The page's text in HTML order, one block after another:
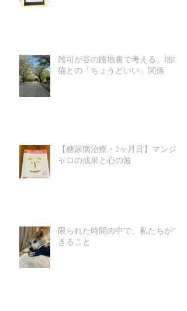
雑司が谷の路地裏で考える、地域
猫との「ちょうどいい」関係
【糖尿病治療・2ヶ月目】マンジ
ャロの成果と心の波
限られた時間の中で、私たちがで
きること